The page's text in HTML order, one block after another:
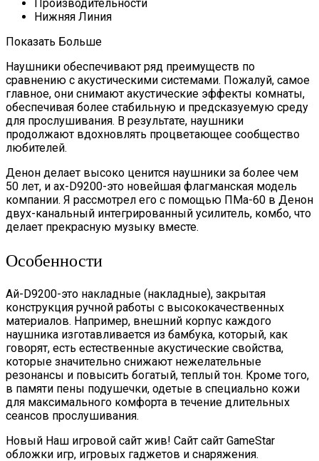
Производительности
Нижняя Линия
Показать Больше
Наушники обеспечивают ряд преимуществ по
сравнению с акустическими системами. Пожалуй, самое
главное, они снимают акустические эффекты комнаты,
обеспечивая более стабильную и предсказуемую среду
для прослушивания. В результате, наушники
продолжают вдохновлять процветающее сообщество
любителей.
Денон делает высоко ценится наушники за более чем
50 лет, и ах-D9200-это новейшая флагманская модель
компании. Я рассмотрел его с помощью ПМа-60 в Денон
двух-канальный интегрированный усилитель, комбо, что
делает прекрасную музыку вместе.
Особенности
Ай-D9200-это накладные (накладные), закрытая
конструкция ручной работы с высококачественных
материалов. Например, внешний корпус каждого
наушника изготавливается из бамбука, который, как
говорят, есть естественные акустические свойства,
которые значительно снижают нежелательные
резонансы и повысить богатый, теплый тон. Кроме того,
в памяти пены подушечки, одетые в специально кожи
для максимального комфорта в течение длительных
сеансов прослушивания.
Новый Наш игровой сайт жив! Сайт сайт GameStar
обложки игр, игровых гаджетов и снаряжения.